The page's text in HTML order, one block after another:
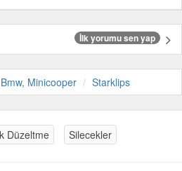
İlk yorumu sen yap
Bmw, Minicooper Starklips
Düzeltme Silecekler